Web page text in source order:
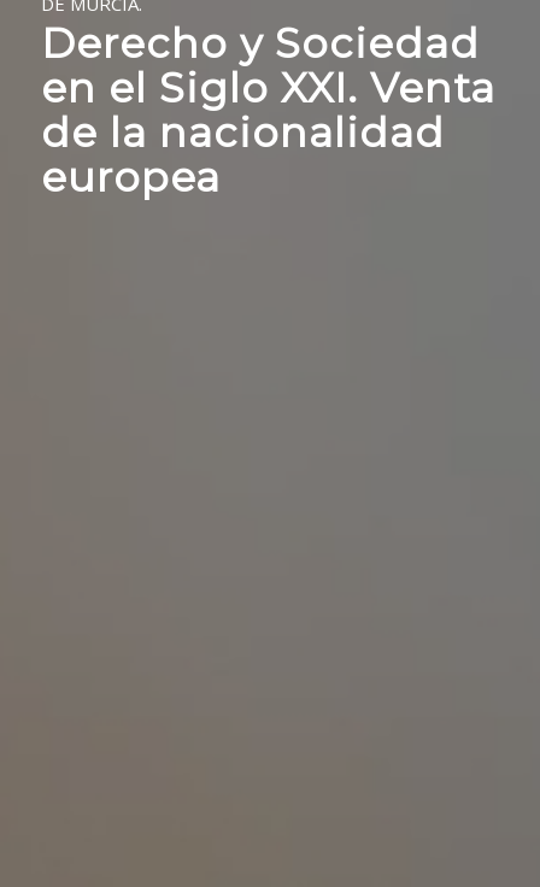
Derecho y Sociedad
en el Siglo XXI. Venta
de la nacionalidad
europea